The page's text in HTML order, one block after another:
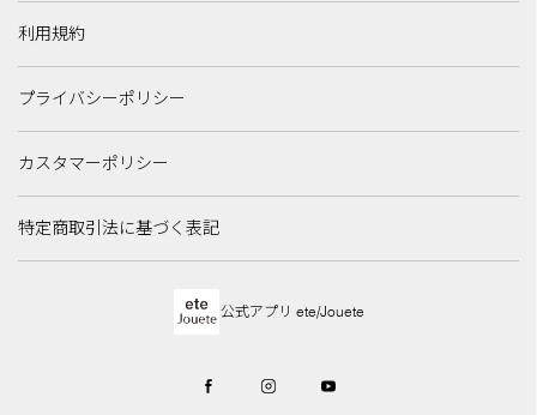
利用規約
プライバシーポリシー
カスタマーポリシー
特定商取引法に基づく表記
公式アプリ ete/Jouete